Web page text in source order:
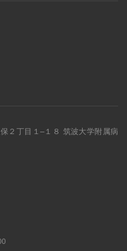
２丁目１–１８ 筑波大学附属病